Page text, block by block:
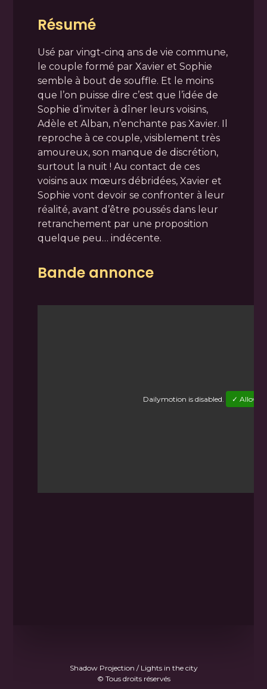
Résumé
Usé par vingt-cinq ans de vie commune,
le couple formé par Xavier et Sophie
semble à bout de souffle. Et le moins
que l’on puisse dire c’est que l’idée de
Sophie d’inviter à dîner leurs voisins,
Adèle et Alban, n’enchante pas Xavier. Il
reproche à ce couple, visiblement très
amoureux, son manque de discrétion,
surtout la nuit ! Au contact de ces
voisins aux mœurs débridées, Xavier et
Sophie vont devoir se confronter à leur
réalité, avant d’être poussés dans leur
retranchement par une proposition
quelque peu… indécente.
Bande annonce
Dailymotion is disabled. ✓ Allow
Shadow Projection / Lights in the city
© Tous droits réservés